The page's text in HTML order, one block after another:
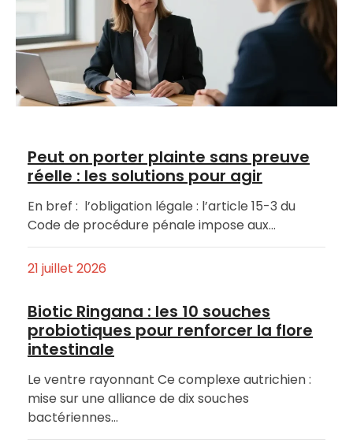
Peut on porter plainte sans preuve
réelle : les solutions pour agir
En bref : l’obligation légale : l’article 15-3 du
Code de procédure pénale impose aux…
21 juillet 2026
Biotic Ringana : les 10 souches
probiotiques pour renforcer la flore
intestinale
Le ventre rayonnant Ce complexe autrichien :
mise sur une alliance de dix souches
bactériennes…